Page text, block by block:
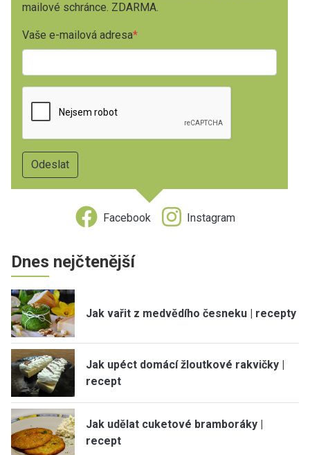
mailové schránce. ZDARMA.
Vaše e-mailová adresa
Facebook Instagram
Dnes nejčtenější
Jak vařit z medvědího česneku | recepty
Jak upéct domácí žloutkové rakvičky |
recept
Jak udělat cuketové bramboráky |
recept